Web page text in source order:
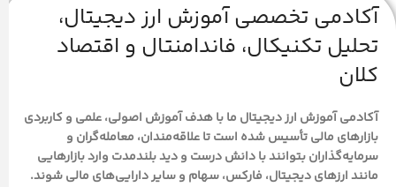
آکادمی تخصصی آموزش ارز دیجیتال،
تحلیل تکنیکال، فاندامنتال و اقتصاد
کلان
آکادمی آموزش ارز دیجیتال ما با هدفآموزش اصولی، علمی و کاربردی
بازارهای مالیتأسیس شده است تا علاقه‌مندان، معامله‌گران و
سرمایه‌گذاران بتوانند با دانش درست و دید بلندمدت وارد بازارهایی
مانندارزهای دیجیتال، فارکس، سهام و سایر دارایی‌های مالیشوند.